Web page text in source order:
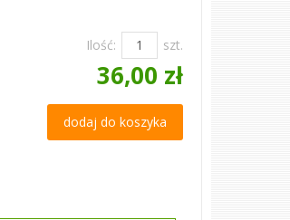
Ilość: szt.
36,00 zł
dodaj do koszyka